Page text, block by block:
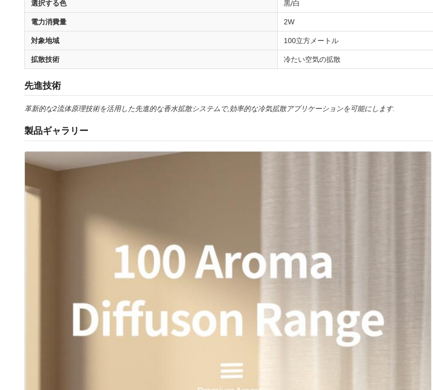
選択する色 黒/白
電力消費量 2W
対象地域 100立方メートル
拡散技術 冷たい空気の拡散
先進技術
革新的な2流体原理技術を活用した先進的な香水拡散システムで,効率的な冷気拡散アプリケーションを可能にします.
製品ギャラリー